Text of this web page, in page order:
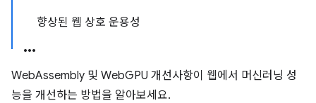
향상된 웹 상호 운용성
WebAssembly 및 WebGPU 개선사항이 웹에서 머신러닝 성
능을 개선하는 방법을 알아보세요.